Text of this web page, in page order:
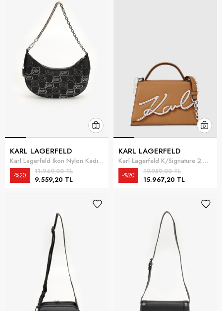
KARL LAGERFELD
Karl Lagerfeld Ikon Nylon Kadın Mini Omuz Çantası Çok Renkli
9.559,20 TL
11.949,00 TL
%20
KARL LAGERFELD
Karl Lagerfeld K/Signature 2.0 Kadın Mini Omuz Çantası Taba
15.967,20 TL
19.959,00 TL
%20